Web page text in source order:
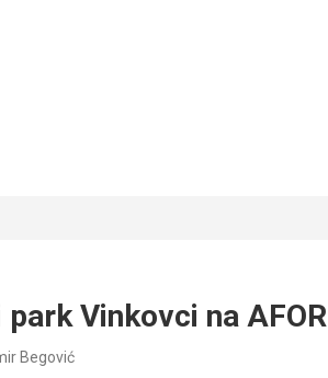
park Vinkovci na
Begović